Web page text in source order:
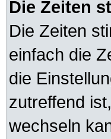
Die Zeiten
Die Zeiten
einfach die
die
zutreffend
wechseln